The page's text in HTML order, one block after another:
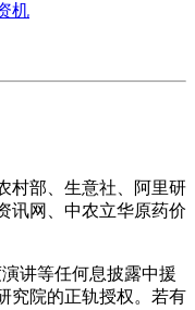
机
部、生意社、阿里研
讯网、中农立华原药价
讲等任何息披露中援
究院的正轨授权。若有